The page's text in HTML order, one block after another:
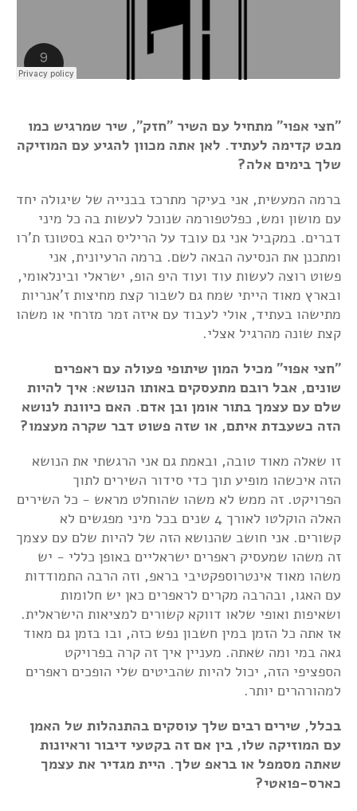
"חצי אפוי" מתחיל עם השיר "חזק", שיר שמרגיש כמו
מבט קדימה לעתיד. לאן אתה מכוון להגיע עם המוזיקה
שלך בימים אלה?
ברמה המעשית, אני בעיקר מתרכז בבנייה של שיגולה יחד
עם מושון ומש, כפלטפורמה שנוכל לעשות בה כל מיני
דברים. במקביל אני גם עובד על הריליס הבא בסטונז ת'רו
ומתכנן את הנסיעה הבאה לשם. ברמה הרעיונית, אני
פשוט רוצה לעשות עוד ועוד היפ הופ, ישראלי ובינלאומי,
ובארץ מאוד הייתי שמח גם לשבור קצת מחיצות ז'אנריות
מתישהו בעתיד, אולי לעבוד עם איזה זמר מזרחי או משהו
קצת שונה מהרגיל אצלי.
"חצי אפוי" מכיל המון שיתופי פעולה עם ראפרים
שונים, אבל רובם מתעסקים באותו הנושא: איך להיות
שלם עם עצמך בתור אומן ובן אדם. האם כיוונת לנושא
הזה כשעבדת איתם, או שזה פשוט דבר שקרה מעצמו?
זו שאלה מאוד טובה, ובאמת גם אני הרגשתי את הנושא
הזה איכשהו מופיע תוך כדי סידור השירים לתוך
הפרויקט. זה ממש לא משהו שהוחלט מראש - כל השירים
האלה הוקלטו לאורך 4 שנים בכל מיני מפגשים לא
קשורים. אני חושב שהנושא הזה של להיות שלם עם עצמך
זה משהו שמעסיק ראפרים ישראליים באופן כללי - יש
משהו מאוד אינטרוספקטיבי בראפ, וזה הרבה התמודדות
עם האגו, ובהרבה מקרים לראפרים כאן יש חלומות
ושאיפות ואופי שלאו דווקא קשורים למציאות הישראלית.
אז אתה כל הזמן במין חשבון נפש כזה, ובו בזמן גם מאוד
גאה במי ומה שאתה. מעניין איך זה קרה בפרויקט
הספציפי הזה, יכול להיות שהביטים שלי הופכים ראפרים
למהורהרים יותר.
בכלל, שירים רבים שלך עוסקים בהתנהלות של האמן
עם המוזיקה שלו, בין אם זה בקטעי דיבור וראיונות
שאתה מסמפל או בראפ שלך. היית מגדיר את עצמך
כארס-פואטי?